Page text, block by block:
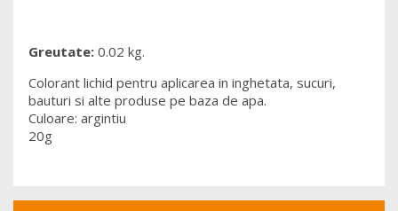
Greutate: 0.02 kg.
Colorant lichid pentru aplicarea in inghetata, sucuri,
bauturi si alte produse pe baza de apa.
Culoare: argintiu
20g